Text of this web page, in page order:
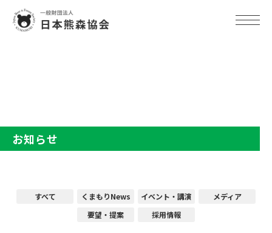
お知らせ
すべて くまもりNews イベント・講演
メディア
要望・提案
採用情報